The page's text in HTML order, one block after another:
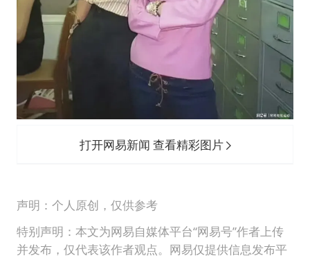
打开网易新闻 查看精彩图片
声明：个人原创，仅供参考
特别声明：本文为网易自媒体平台“网易号”作者上传
并发布，仅代表该作者观点。网易仅提供信息发布平